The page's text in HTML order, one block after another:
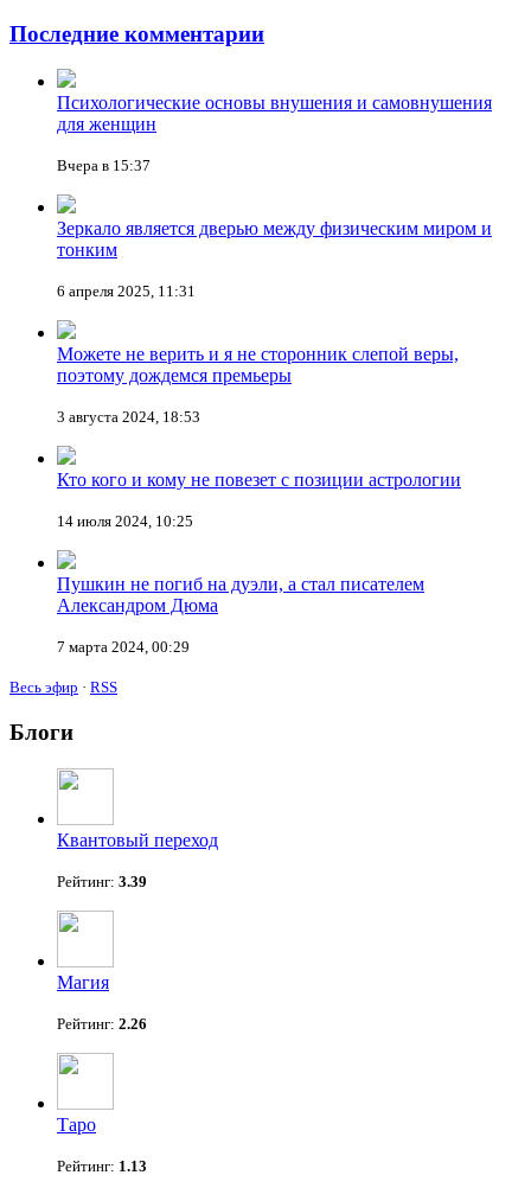
Последние комментарии
Психологические основы внушения и самовнушения
для женщин
Вчера в 15:37
Зеркало является дверью между физическим миром и
тонким
6 апреля 2025, 11:31
Можете не верить и я не сторонник слепой веры,
поэтому дождемся премьеры
3 августа 2024, 18:53
Кто кого и кому не повезет с позиции астрологии
14 июля 2024, 10:25
Пушкин не погиб на дуэли, а стал писателем
Александром Дюма
7 марта 2024, 00:29
Весь эфир · RSS
Блоги
Квантовый переход
Рейтинг: 3.39
Магия
Рейтинг: 2.26
Таро
Рейтинг: 1.13